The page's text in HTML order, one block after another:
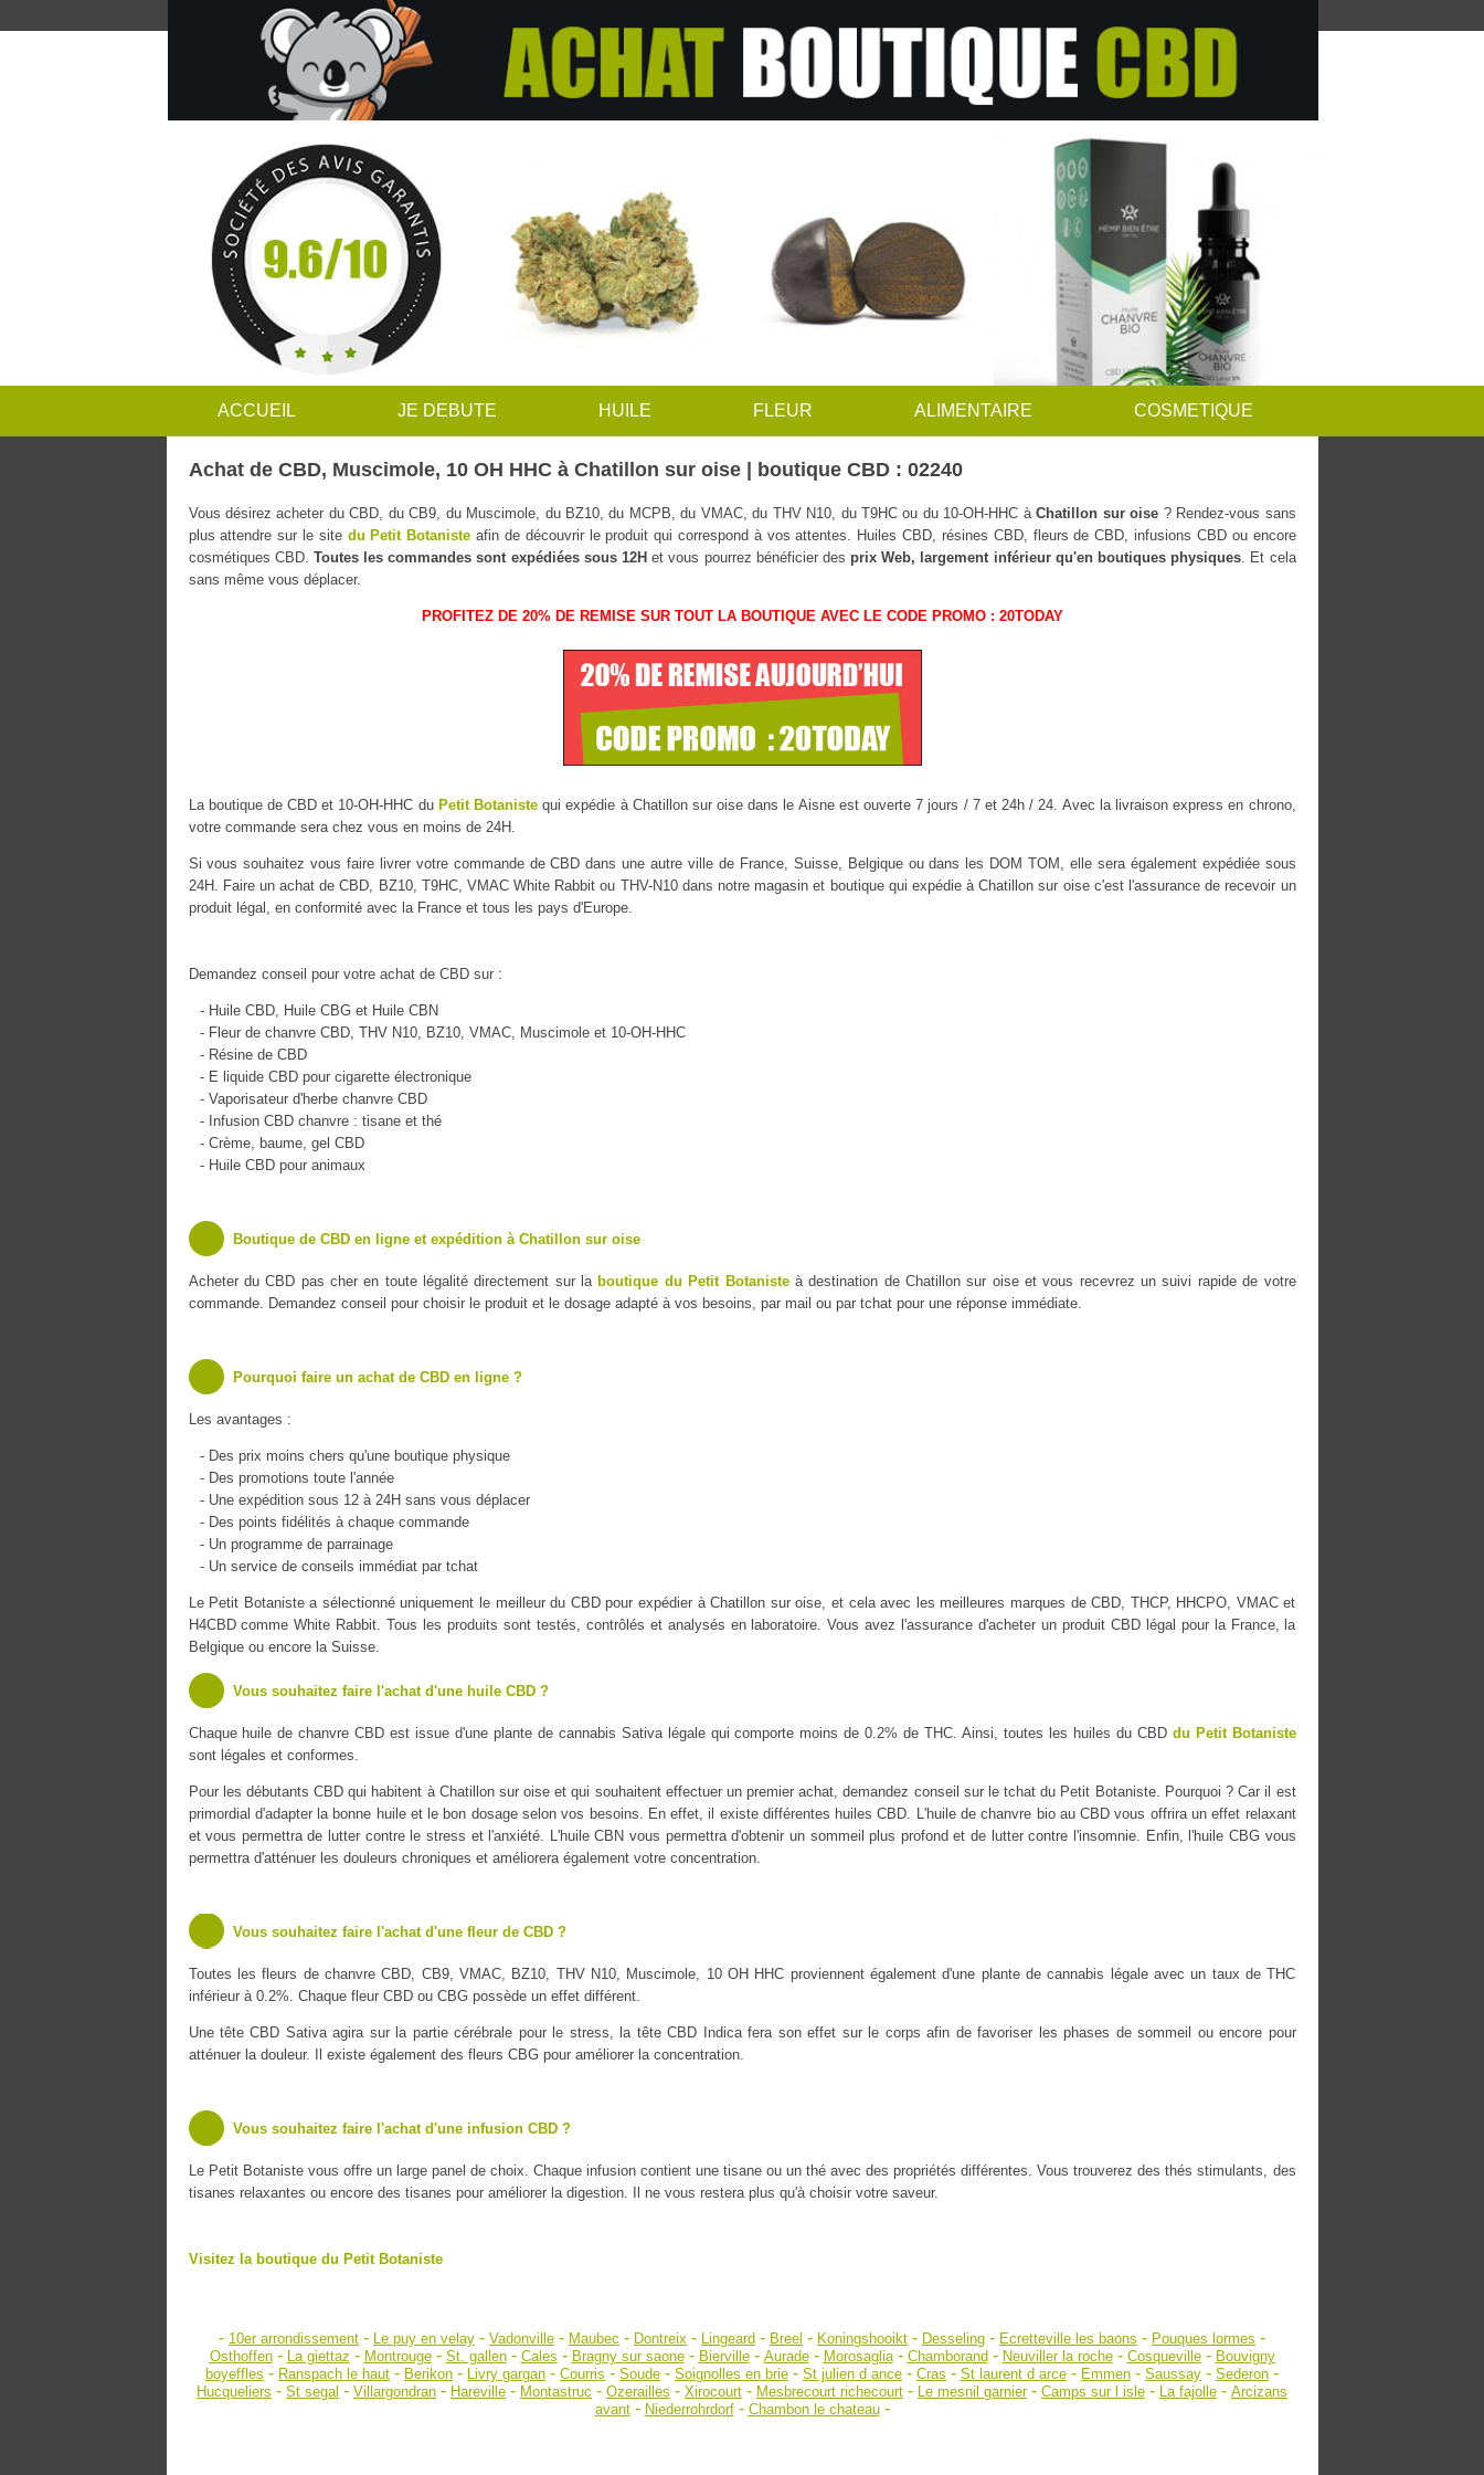
ACCUEIL JE DEBUTE HUILE FLEUR ALIMENTAIRE COSMETIQUE
Achat de CBD, Muscimole, 10 OH HHC à Chatillon sur oise | boutique CBD : 02240
Vous désirez acheter du CBD, du CB9, du Muscimole, du BZ10, du MCPB, du VMAC, du THV N10, du T9HC ou du 10-OH-HHC àChatillon sur oise ? Rendez-vous sans
plus attendre sur le site du Petit Botaniste afin de découvrir le produit qui correspond à vos attentes. Huiles CBD, résines CBD, fleurs de CBD, infusions CBD ou encore
cosmétiques CBD. Toutes les commandes sont expédiées sous 12Het vous pourrez bénéficier des prix Web, largement inférieur qu'en boutiques physiques . Et cela
sans même vous déplacer.
PROFITEZ DE 20% DE REMISE SUR TOUT LA BOUTIQUE AVEC LE CODE PROMO : 20TODAY
La boutique de CBD et 10-OH-HHC du Petit Botanistequi expédie à Chatillon sur oise dans le Aisne est ouverte 7 jours / 7 et 24h / 24. Avec la livraison express en chrono,
votre commande sera chez vous en moins de 24H.
Si vous souhaitez vous faire livrer votre commande de CBD dans une autre ville de France, Suisse, Belgique ou dans les DOM TOM, elle sera également expédiée sous
24H. Faire un achat de CBD, BZ10, T9HC, VMAC White Rabbit ou THV-N10 dans notre magasin et boutique qui expédie à Chatillon sur oise c'est l'assurance de recevoir un
produit légal, en conformité avec la France et tous les pays d'Europe.
Demandez conseil pour votre achat de CBD sur :
- Huile CBD, Huile CBG et Huile CBN
- Fleur de chanvre CBD, THV N10, BZ10, VMAC, Muscimole et 10-OH-HHC
- Résine de CBD
- E liquide CBD pour cigarette électronique
- Vaporisateur d'herbe chanvre CBD
- Infusion CBD chanvre : tisane et thé
- Crème, baume, gel CBD
- Huile CBD pour animaux
Boutique de CBD en ligne et expédition à Chatillon sur oise
Acheter du CBD pas cher en toute légalité directement sur la boutique du Petit Botanisteà destination de Chatillon sur oise et vous recevrez un suivi rapide de votre
commande. Demandez conseil pour choisir le produit et le dosage adapté à vos besoins, par mail ou par tchat pour une réponse immédiate.
Pourquoi faire un achat de CBD en ligne ?
Les avantages :
- Des prix moins chers qu'une boutique physique
- Des promotions toute l'année
- Une expédition sous 12 à 24H sans vous déplacer
- Des points fidélités à chaque commande
- Un programme de parrainage
- Un service de conseils immédiat par tchat
Le Petit Botaniste a sélectionné uniquement le meilleur du CBD pour expédier à Chatillon sur oise, et cela avec les meilleures marques de CBD, THCP, HHCPO, VMAC et
H4CBD comme White Rabbit. Tous les produits sont testés, contrôlés et analysés en laboratoire. Vous avez l'assurance d'acheter un produit CBD légal pour la France, la
Belgique ou encore la Suisse.
Vous souhaitez faire l'achat d'une huile CBD ?
Chaque huile de chanvre CBD est issue d'une plante de cannabis Sativa légale qui comporte moins de 0.2% de THC. Ainsi, toutes les huiles du CBD du Petit Botaniste
sont légales et conformes.
Pour les débutants CBD qui habitent à Chatillon sur oise et qui souhaitent effectuer un premier achat, demandez conseil sur le tchat du Petit Botaniste. Pourquoi ? Car il est
primordial d'adapter la bonne huile et le bon dosage selon vos besoins. En effet, il existe différentes huiles CBD. L'huile de chanvre bio au CBD vous offrira un effet relaxant
et vous permettra de lutter contre le stress et l'anxiété. L'huile CBN vous permettra d'obtenir un sommeil plus profond et de lutter contre l'insomnie. Enfin, l'huile CBG vous
permettra d'atténuer les douleurs chroniques et améliorera également votre concentration.
Vous souhaitez faire l'achat d'une fleur de CBD ?
Toutes les fleurs de chanvre CBD, CB9, VMAC, BZ10, THV N10, Muscimole, 10 OH HHC proviennent également d'une plante de cannabis légale avec un taux de THC
inférieur à 0.2%. Chaque fleur CBD ou CBG possède un effet différent.
Une tête CBD Sativa agira sur la partie cérébrale pour le stress, la tête CBD Indica fera son effet sur le corps afin de favoriser les phases de sommeil ou encore pour
atténuer la douleur. Il existe également des fleurs CBG pour améliorer la concentration.
Vous souhaitez faire l'achat d'une infusion CBD ?
Le Petit Botaniste vous offre un large panel de choix. Chaque infusion contient une tisane ou un thé avec des propriétés différentes. Vous trouverez des thés stimulants, des
tisanes relaxantes ou encore des tisanes pour améliorer la digestion. Il ne vous restera plus qu'à choisir votre saveur.
Visitez la boutique du Petit Botaniste
- 10er arrondissement - Le puy en velay - Vadonville - Maubec - Dontreix - Lingeard - Breel - Koningshooikt - Desseling - Ecretteville les baons - Pouques lormes -
Osthoffen- La giettaz - Montrouge- St. gallen- Cales - Bragny sur saone- Bierville- Aurade- Morosaglia- Chamborand- Neuviller la roche- Cosqueville- Bouvigny
boyeffles - Ranspach le haut - Berikon - Livry gargan - Courris - Soude - Soignolles en brie - St julien d ance - Cras - St laurent d arce - Emmen - Saussay - Sederon -
Hucqueliers - St segal - Villargondran - Hareville - Montastruc - Ozerailles - Xirocourt - Mesbrecourt richecourt - Le mesnil garnier- Camps sur l isle - La fajolle - Arcizans
avant- Niederrohrdorf- Chambon le chateau-